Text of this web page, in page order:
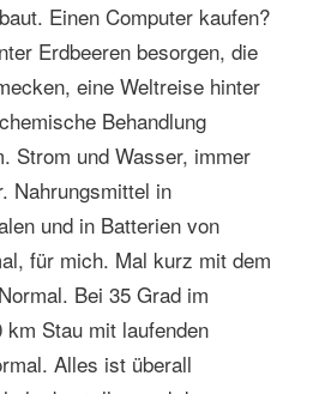
Einen Computer kaufen?
Erdbeeren besorgen, die
eine Weltreise hinter
Behandlung
Strom und Wasser, immer
Nahrungsmittel in
und in Batterien von
für mich. Mal kurz mit dem
Bei 35 Grad im
Stau mit laufenden
Alles ist überall